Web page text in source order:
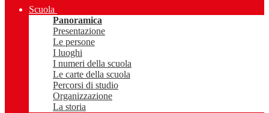
Scuola
Panoramica
Presentazione
Le persone
I luoghi
I numeri della scuola
Le carte della scuola
Percorsi di studio
Organizzazione
La storia